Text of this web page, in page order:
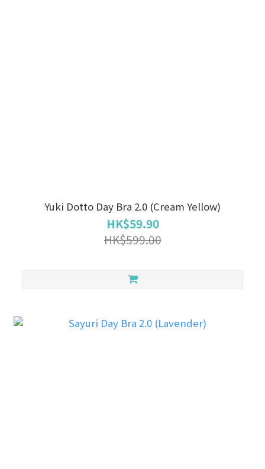
Yuki Dotto Day Bra 2.0 (Cream Yellow)
HK$59.90
HK$599.00